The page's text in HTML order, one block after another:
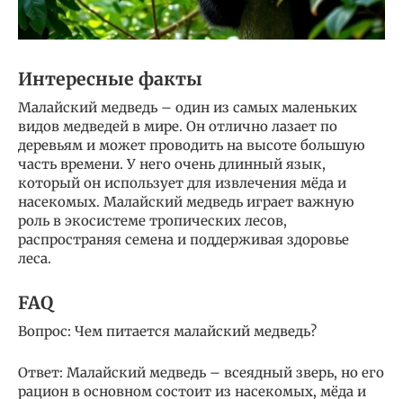
Интересные факты
Малайский медведь – один из самых маленьких
видов медведей в мире. Он отлично лазает по
деревьям и может проводить на высоте большую
часть времени. У него очень длинный язык,
который он использует для извлечения мёда и
насекомых. Малайский медведь играет важную
роль в экосистеме тропических лесов,
распространяя семена и поддерживая здоровье
леса.
FAQ
Вопрос: Чем питается малайский медведь?
Ответ: Малайский медведь – всеядный зверь, но его
рацион в основном состоит из насекомых, мёда и